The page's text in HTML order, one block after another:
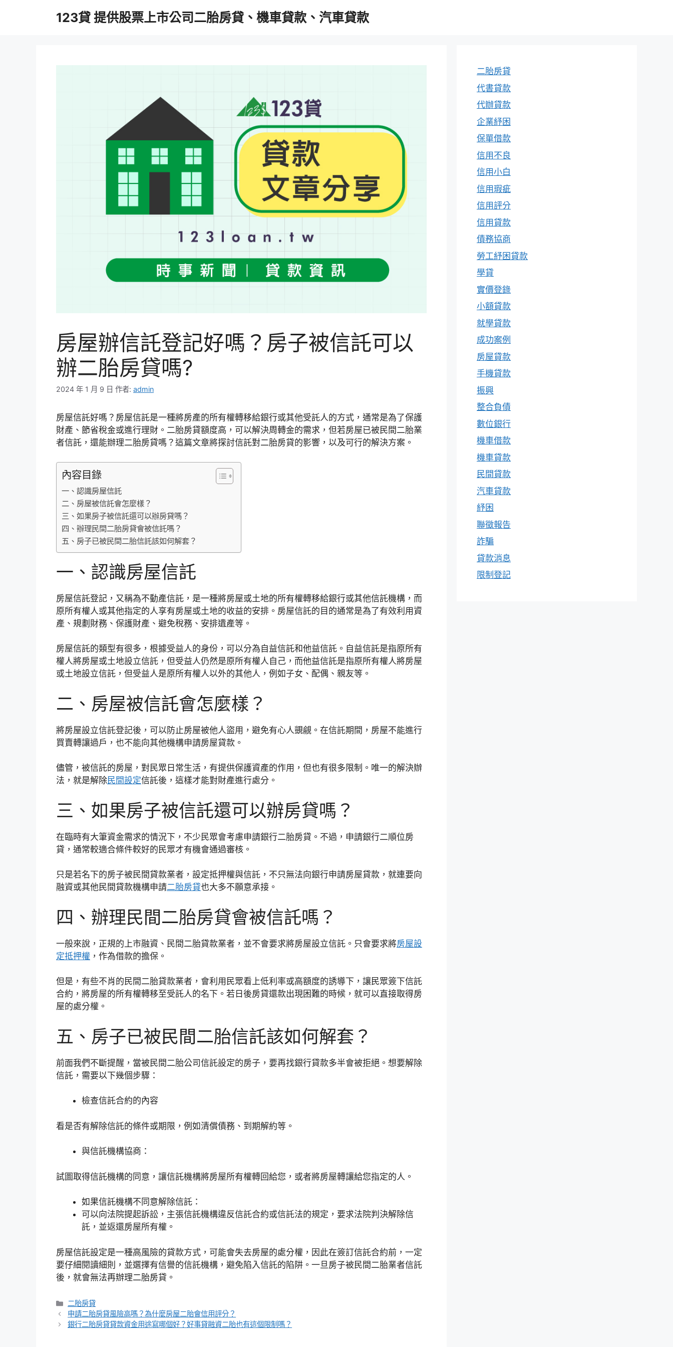
123貸 提供股票上市公司二胎房貸、機車貸款、汽車貸款
房屋辦信託登記好嗎？房子被信託可以
辦二胎房貸嗎?
2024 年 1 月 9 日 作者: admin
房屋信託好嗎？房屋信託是一種將房產的所有權轉移給銀行或其他受託人的方式，通常是為了保護
財產、節省稅金或進行理財。二胎房貸額度高，可以解決周轉金的需求，但若房屋已被民間二胎業
者信託，還能辦理二胎房貸嗎？這篇文章將探討信託對二胎房貸的影響，以及可行的解決方案。
內容目錄
一、認識房屋信託
二、房屋被信託會怎麼樣？
三、如果房子被信託還可以辦房貸嗎？
四、辦理民間二胎房貸會被信託嗎？
五、房子已被民間二胎信託該如何解套？
一、認識房屋信託
房屋信託登記，又稱為不動產信託，是一種將房屋或土地的所有權轉移給銀行或其他信託機構，而
原所有權人或其他指定的人享有房屋或土地的收益的安排。房屋信託的目的通常是為了有效利用資
產、規劃財務、保護財產、避免稅務、安排遺產等。
房屋信託的類型有很多，根據受益人的身份，可以分為自益信託和他益信託。自益信託是指原所有
權人將房屋或土地設立信託，但受益人仍然是原所有權人自己，而他益信託是指原所有權人將房屋
或土地設立信託，但受益人是原所有權人以外的其他人，例如子女、配偶、親友等。
二、房屋被信託會怎麼樣？
將房屋設立信託登記後，可以防止房屋被他人盜用，避免有心人覬覦。在信託期間，房屋不能進行
買賣轉讓過戶，也不能向其他機構申請房屋貸款。
儘管，被信託的房屋，對民眾日常生活，有提供保護資產的作用，但也有很多限制。唯一的解決辦
法，就是解除民間設定信託後，這樣才能對財產進行處分。
三、如果房子被信託還可以辦房貸嗎？
在臨時有大筆資金需求的情況下，不少民眾會考慮申請銀行二胎房貸。不過，申請銀行二順位房
貸，通常較適合條件較好的民眾才有機會通過審核。
只是若名下的房子被民間貸款業者，設定抵押權與信託，不只無法向銀行申請房屋貸款，就連要向
融資或其他民間貸款機構申請二胎房貸也大多不願意承接。
四、辦理民間二胎房貸會被信託嗎？
一般來說，正規的上市融資、民間二胎貸款業者，並不會要求將房屋設立信託。只會要求將房屋設
定抵押權 ，作為借款的擔保。
但是，有些不肖的民間二胎貸款業者，會利用民眾看上低利率或高額度的誘導下，讓民眾簽下信託
合約，將房屋的所有權轉移至受託人的名下。若日後房貸還款出現困難的時候，就可以直接取得房
屋的處分權。
五、房子已被民間二胎信託該如何解套？
前面我們不斷提醒，當被民間二胎公司信託設定的房子，要再找銀行貸款多半會被拒絕。想要解除
信託，需要以下幾個步驟：
檢查信託合約的內容
看是否有解除信託的條件或期限，例如清償債務、到期解約等。
與信託機構協商：
試圖取得信託機構的同意，讓信託機構將房屋所有權轉回給您，或者將房屋轉讓給您指定的人。
如果信託機構不同意解除信託：
可以向法院提起訴訟，主張信託機構違反信託合約或信託法的規定，要求法院判決解除信
託，並返還房屋所有權。
房屋信託設定是一種高風險的貸款方式，可能會失去房屋的處分權，因此在簽訂信託合約前，一定
要仔細閱讀細則，並選擇有信譽的信託機構，避免陷入信託的陷阱。一旦房子被民間二胎業者信託
後，就會無法再辦理二胎房貸。
分
類
二胎房貸
申請二胎房貸風險高嗎？為什麼房屋二胎會信用評分？
銀行二胎房貸貸款資金用途寫哪個好？好事貸融資二胎也有這個限制嗎？
二胎房貸
代書貸款
代辦貸款
企業紓困
保單借款
信用不良
信用小白
信用瑕疵
信用評分
信用貸款
債務協商
勞工紓困貸款
學貸
實價登錄
小額貸款
就學貸款
成功案例
房屋貸款
手機貸款
振興
整合負債
數位銀行
機車借款
機車貸款
民間貸款
汽車貸款
紓困
聯徵報告
詐騙
貸款消息
限制登記